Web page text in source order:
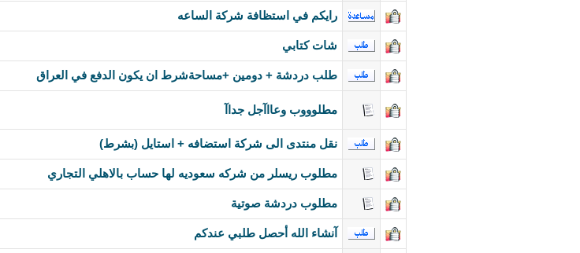
رايكم في استظافة شركة الساعه
شات كتابي
طلب دردشة + دومين +مساحةشرط ان يكون الدفع في العراق
مطلوووب وعااآجل جداآ
نقل منتدى الى شركة استضافه + استايل (بشرط)
مطلوب ريسلر من شركه سعوديه لها حساب بالاهلي التجاري
مطلوب دردشة صوتية
آنشاء الله أحصل طلبي عندكم